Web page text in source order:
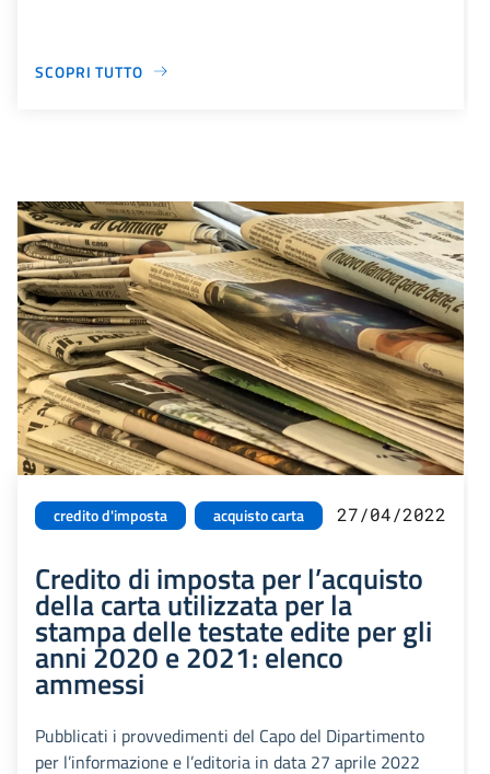
SCOPRI TUTTO
credito d'imposta acquisto carta 27/04/2022
Credito di imposta per l’acquisto
della carta utilizzata per la
stampa delle testate edite per gli
anni 2020 e 2021: elenco
ammessi
Pubblicati i provvedimenti del Capo del Dipartimento
per l’informazione e l’editoria in data 27 aprile 2022